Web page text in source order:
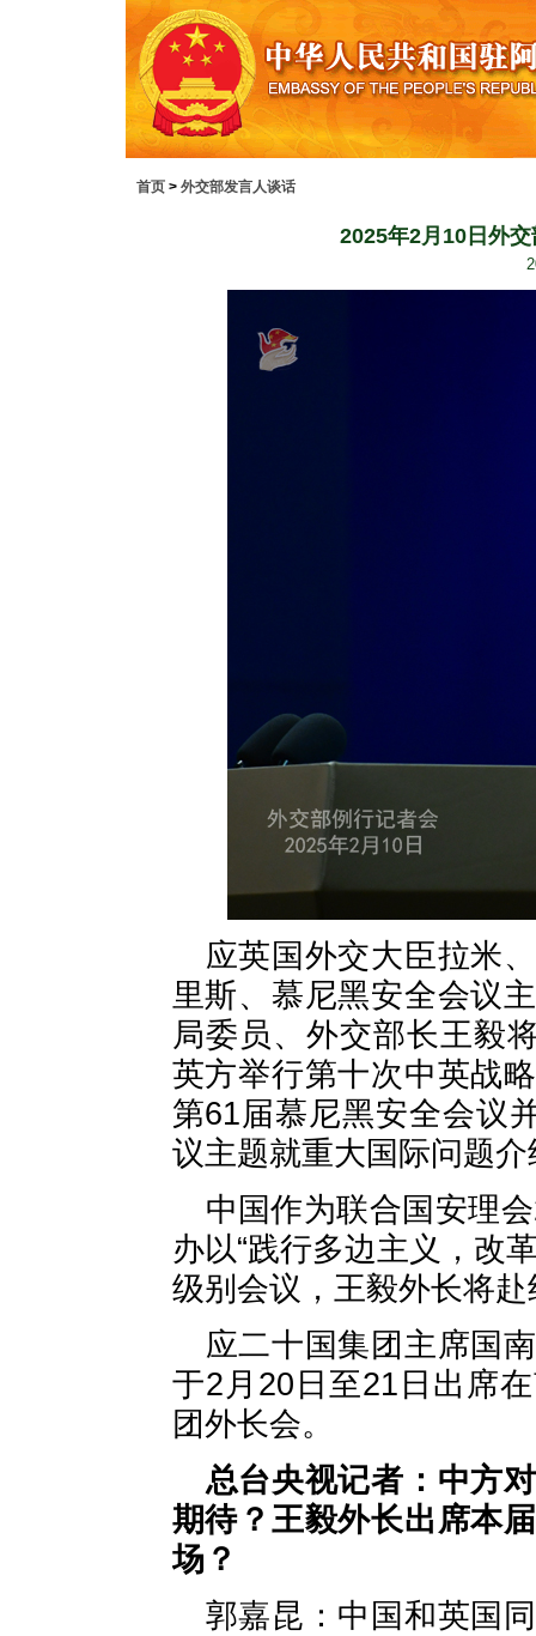
首页 > 外交部发言人谈话
2025年2月10日外
应英国外交大臣拉米
里斯、慕尼黑安全会议
局委员、外交部长王毅
英方举行第十次中英战
第61届慕尼黑安全会议
议主题就重大国际问题
中国作为联合国安理
办以“践行多边主义，改
级别会议，王毅外长将
应二十国集团主席国
于2月20日至21日出席
团外长会。
总台央视记者：中方
期待？王毅外长出席本
场？
郭嘉昆：中国和英国